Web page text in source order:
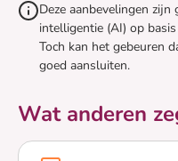
Deze aanbevelingen
intelligentie (AI) op
Toch kan het gebeuren
goed aansluiten.
Wat anderen